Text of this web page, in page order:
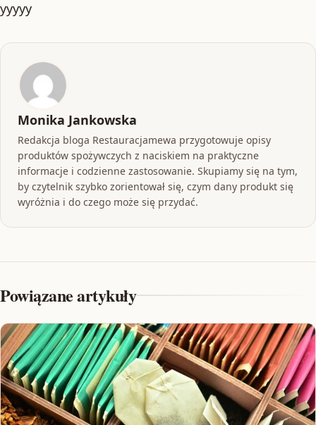
yyyyy
Monika Jankowska
Redakcja bloga Restauracjamewa przygotowuje opisy
produktów spożywczych z naciskiem na praktyczne
informacje i codzienne zastosowanie. Skupiamy się na tym,
by czytelnik szybko zorientował się, czym dany produkt się
wyróżnia i do czego może się przydać.
Powiązane artykuły